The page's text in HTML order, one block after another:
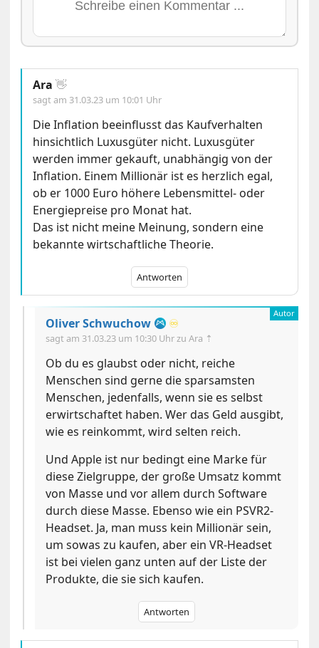
Ara 👋
sagt am 31.03.23 um 10:01 Uhr
Die Inflation beeinflusst das Kaufverhalten
hinsichtlich Luxusgüter nicht. Luxusgüter
werden immer gekauft, unabhängig von der
Inflation. Einem Millionär ist es herzlich egal,
ob er 1000 Euro höhere Lebensmittel- oder
Energiepreise pro Monat hat.
Das ist nicht meine Meinung, sondern eine
bekannte wirtschaftliche Theorie.
Antworten
Oliver Schwuchow ♾️
sagt am 31.03.23 um 10:30 Uhrzu Ara ⇡
Ob du es glaubst oder nicht, reiche
Menschen sind gerne die sparsamsten
Menschen, jedenfalls, wenn sie es selbst
erwirtschaftet haben. Wer das Geld ausgibt,
wie es reinkommt, wird selten reich.
Und Apple ist nur bedingt eine Marke für
diese Zielgruppe, der große Umsatz kommt
von Masse und vor allem durch Software
durch diese Masse. Ebenso wie ein PSVR2-
Headset. Ja, man muss kein Millionär sein,
um sowas zu kaufen, aber ein VR-Headset
ist bei vielen ganz unten auf der Liste der
Produkte, die sie sich kaufen.
Antworten